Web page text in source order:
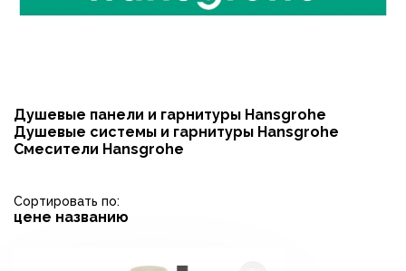
Душевые панели и гарнитуры Hansgrohe
Душевые системы и гарнитуры Hansgrohe
Смесители Hansgrohe
Сортировать по:
цене названию